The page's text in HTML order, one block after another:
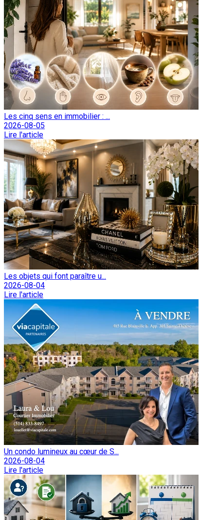
Les cinq sens en immobilier : ...
2026-08-05
Lire l'article
Les objets qui font paraître u...
2026-08-04
Lire l'article
Un condo lumineux au cœur de S...
2026-08-04
Lire l'article